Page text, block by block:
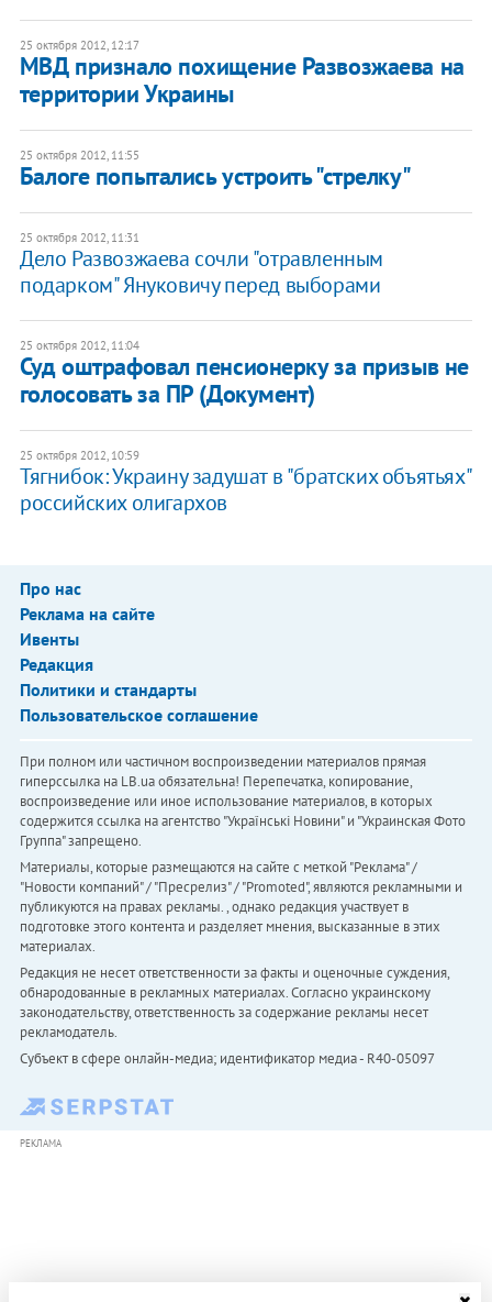
25 октября 2012, 12:17
МВД признало похищение Развозжаева на
территории Украины
25 октября 2012, 11:55
Балоге попытались устроить "стрелку"
25 октября 2012, 11:31
Дело Развозжаева сочли "отравленным
подарком" Януковичу перед выборами
25 октября 2012, 11:04
Суд оштрафовал пенсионерку за призыв не
голосовать за ПР (Документ)
25 октября 2012, 10:59
Тягнибок: Украину задушат в "братских объятьях"
российских олигархов
Про нас
Реклама на сайте
Ивенты
Редакция
Политики и стандарты
Пользовательское соглашение
При полном или частичном воспроизведении материалов прямая
гиперссылка на LB.ua обязательна! Перепечатка, копирование,
воспроизведение или иное использование материалов, в которых
содержится ссылка на агентство "Українськi Новини" и "Украинская Фото
Группа" запрещено.
Материалы, которые размещаются на сайте с меткой "Реклама" /
"Новости компаний" / "Пресрелиз" / "Promoted", являются рекламными и
публикуются на правах рекламы. , однако редакция участвует в
подготовке этого контента и разделяет мнения, высказанные в этих
материалах.
Редакция не несет ответственности за факты и оценочные суждения,
обнародованные в рекламных материалах. Согласно украинскому
законодательству, ответственность за содержание рекламы несет
рекламодатель.
Субъект в сфере онлайн-медиа; идентификатор медиа - R40-05097
РЕКЛАМА